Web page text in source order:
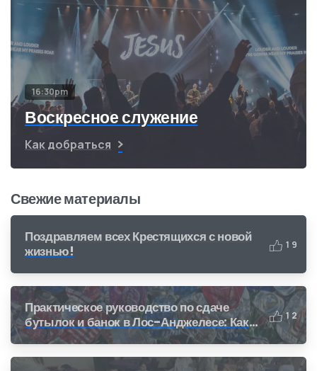
16:30pm
Воскресное служение
Как добраться
Свежие материалы
Поздравляем всех Крестящихся с новой
жизнью!
1 9
Практическое руководство по сдаче
бутылок и банок в Лос-Анджелесе: Как
получить деньги за переработку (CRV)
1 2